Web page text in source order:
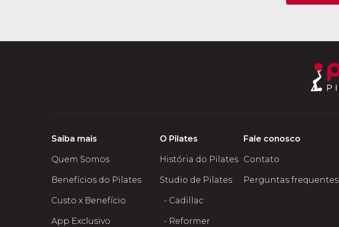
Saiba mais
Quem Somos
Benefícios do Pilates
Custo x Benefício
App Exclusivo
O Pilates
História do Pilates
Studio de Pilates
- Cadillac
- Reformer
Fale conosco
Contato
Perguntas frequentes